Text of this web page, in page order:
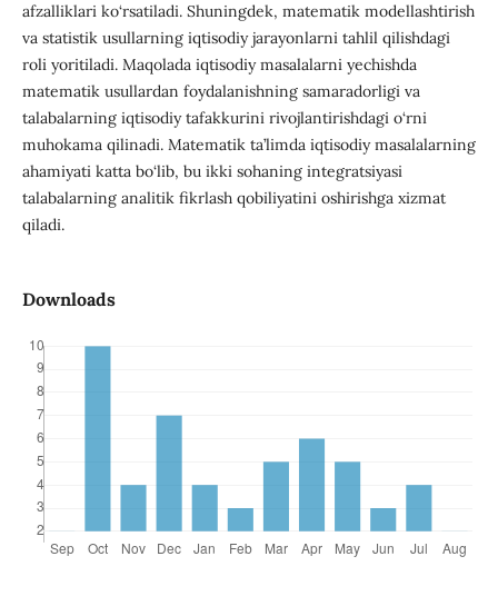
afzalliklari ko‘rsatiladi. Shuningdek, matematik modellashtirish
va statistik usullarning iqtisodiy jarayonlarni tahlil qilishdagi
roli yoritiladi. Maqolada iqtisodiy masalalarni yechishda
matematik usullardan foydalanishning samaradorligi va
talabalarning iqtisodiy tafakkurini rivojlantirishdagi o‘rni
muhokama qilinadi. Matematik ta’limda iqtisodiy masalalarning
ahamiyati katta bo‘lib, bu ikki sohaning integratsiyasi
talabalarning analitik fikrlash qobiliyatini oshirishga xizmat
qiladi.
Downloads